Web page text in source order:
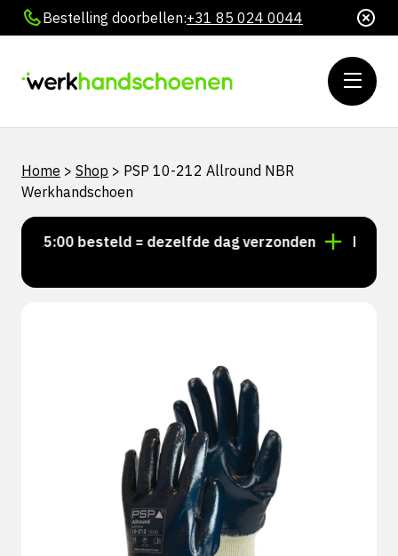
Bestelling doorbellen:+31 85 024 0044
Home > Shop > PSP 10-212 Allround NBR
Werkhandschoen
15:00 besteld = dezelfde dag verzonden